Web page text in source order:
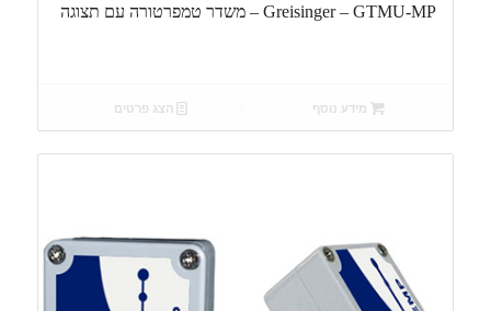
Greisinger – GTMU-MP – משדר טמפרטורה עם תצוגה
מידע נוסף הצג פרטים